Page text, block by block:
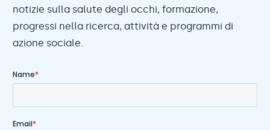
notizie sulla salute degli occhi, formazione,
progressi nella ricerca, attività e programmi di
azione sociale.